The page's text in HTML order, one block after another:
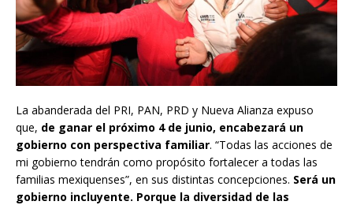
La abanderada del PRI, PAN, PRD y Nueva Alianza expuso
que, de ganar el próximo 4 de junio, encabezará un
gobierno con perspectiva familiar. “Todas las acciones de
mi gobierno tendrán como propósito fortalecer a todas las
familias mexiquenses”, en sus distintas concepciones. Será un
gobierno incluyente. Porque la diversidad de las